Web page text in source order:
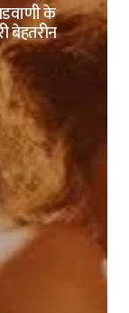
के
बेहतरीन